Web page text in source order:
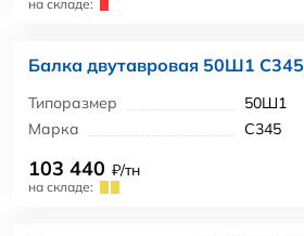
на складе:
Балка двутавровая 50Ш1 С345
Типоразмер
50Ш1
Марка
С345
103 440 ₽/тн
на складе: